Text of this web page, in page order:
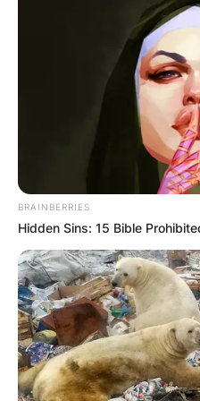
навремено
тешко дека некој во
подолго време.
5. „Наша фарма“
Дубаи. Кои фактори
BRAINBERRIES
Hidden Sins: 15 Bible